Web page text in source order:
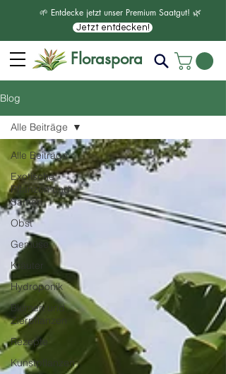
🌱 Entdecke jetzt unser Premium Saatgut! 🌿
Jetzt entdecken!
Floraspora
Blog
Alle Beiträge
Exotische
Pflanzen und
Samen
Obst
Gemüse
Kräuter
Hydroponik
Blumen und
Zierpflanzen
Rezepte
Kunstpflanzen
Alle Beiträge